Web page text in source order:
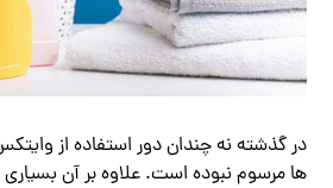
در گذشته نه چندان دور استفاده از
ها مرسوم نبوده است. علاوه بر آن